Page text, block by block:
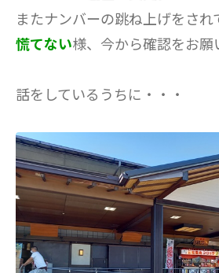
またナンバーの跳ね上げをされ
慌てない様、今から確認をお願
話をしているうちに・・・